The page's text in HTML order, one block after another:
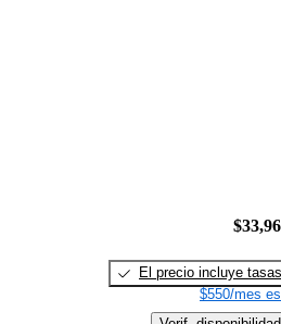
El precio incluye tasas
$550/mes